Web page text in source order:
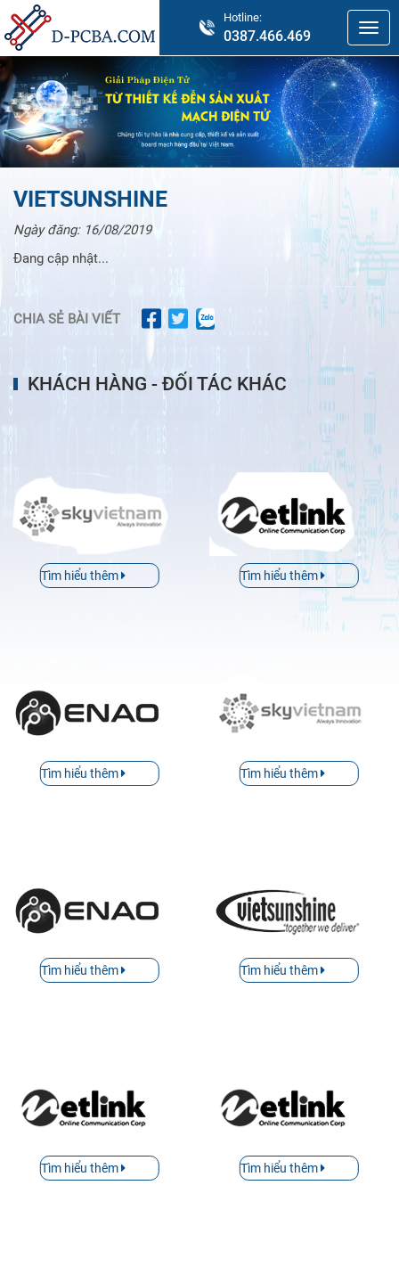
Hotline:
0387.466.469
VIETSUNSHINE
Ngày đăng: 16/08/2019
Đang cập nhật...
CHIA SẺ BÀI VIẾT
KHÁCH HÀNG - ĐỐI TÁC KHÁC
Tìm hiểu thêm Tìm hiểu thêm
Tìm hiểu thêm Tìm hiểu thêm
Tìm hiểu thêm Tìm hiểu thêm
Tìm hiểu thêm Tìm hiểu thêm